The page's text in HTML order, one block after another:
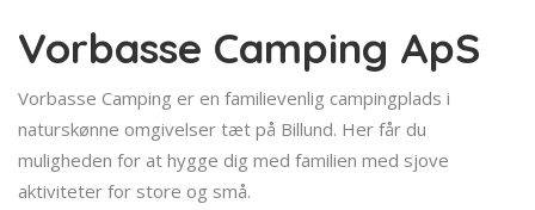
Vorbasse Camping ApS
Vorbasse Camping er en familievenlig campingplads i
naturskønne omgivelser tæt på Billund. Her får du
muligheden for at hygge dig med familien med sjove
aktiviteter for store og små.